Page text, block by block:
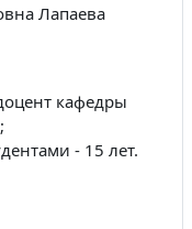
Лапаева
кафедры
- 15 лет.